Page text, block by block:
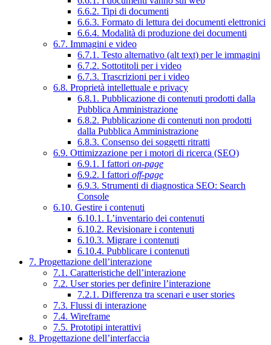
6.6.2. Tipi di documenti
6.6.3. Formato di lettura dei documenti elettronici
6.6.4. Modalità di produzione dei documenti
6.7. Immagini e video
6.7.1. Testo alternativo (alt text) per le immagini
6.7.2. Sottotitoli per i video
6.7.3. Trascrizioni per i video
6.8. Proprietà intellettuale e privacy
6.8.1. Pubblicazione di contenuti prodotti dalla
Pubblica Amministrazione
6.8.2. Pubblicazione di contenuti non prodotti
dalla Pubblica Amministrazione
6.8.3. Consenso dei soggetti ritratti
6.9. Ottimizzazione per i motori di ricerca (SEO)
6.9.1. I fattori on-page
6.9.2. I fattori off-page
6.9.3. Strumenti di diagnostica SEO: Search
Console
6.10. Gestire i contenuti
6.10.1. L’inventario dei contenuti
6.10.2. Revisionare i contenuti
6.10.3. Migrare i contenuti
6.10.4. Pubblicare i contenuti
7. Progettazione dell’interazione
7.1. Caratteristiche dell’interazione
7.2. User stories per definire l’interazione
7.2.1. Differenza tra scenari e user stories
7.3. Flussi di interazione
7.4. Wireframe
7.5. Prototipi interattivi
8. Progettazione dell’interfaccia